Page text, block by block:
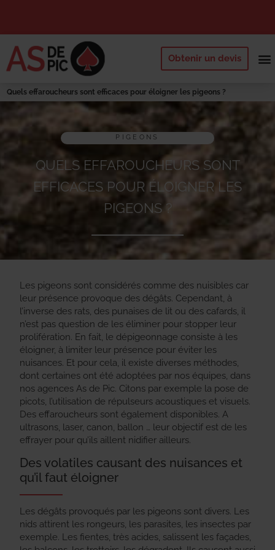
Obtenir un devis
Quels effaroucheurs sont efficaces pour éloigner les pigeons ?
PIGEONS
QUELS EFFAROUCHEURS SONT
EFFICACES POUR ÉLOIGNER LES
PIGEONS ?
Les pigeons sont considérés comme des nuisibles car
leur présence provoque des dégâts. Cependant, à
l’inverse des rats, des punaises de lit ou des cafards, il
n’est pas question de les éliminer pour stopper leur
prolifération. En fait, le dépigeonnage consiste à les
éloigner, à limiter leur présence pour éviter les
nuisances. Et pour cela, il existe diverses méthodes,
dont certaines ont été adoptées par nos équipes, dans
nos agences As de Pic. Citons par exemple la pose de
picots, l’utilisation de répulseurs acoustiques et visuels.
Des effaroucheurs sont également disponibles. A
ultrasons, laser, canon, ballon … leur objectif est de les
effrayer pour qu’ils aillent nidifier ailleurs.
Des volatiles causant des nuisances et
qu’il faut éloigner
Les dégâts provoqués par les pigeons sont divers. Les
nids attirent les rongeurs, les parasites, les insectes par
exemple. Les fientes, très acides, salissent les façades,